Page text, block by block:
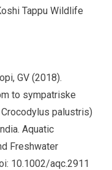
Tappu Wildlife
GV (2018).
to sympatriske
palustris)
Aquatic
Freshwater
10.1002/aqc.2911